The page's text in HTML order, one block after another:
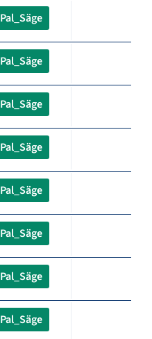
Pal_Säge
Pal_Säge
Pal_Säge
Pal_Säge
Pal_Säge
Pal_Säge
Pal_Säge
Pal_Säge